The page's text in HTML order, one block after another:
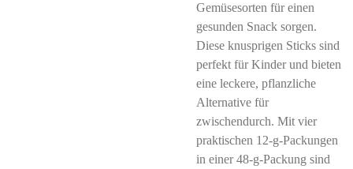
Gemüsesorten für einen
gesunden Snack sorgen.
Diese knusprigen Sticks sind
perfekt für Kinder und bieten
eine leckere, pflanzliche
Alternative für
zwischendurch. Mit vier
praktischen 12-g-Packungen
in einer 48-g-Packung sind